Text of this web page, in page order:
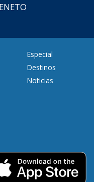
Especial
Destinos
Noticias